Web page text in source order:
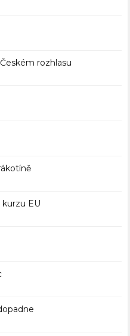
rozhlasu
EU